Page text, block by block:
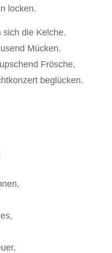
locken.
sich die Kelche.
Mücken.
Frösche,
beglücken.